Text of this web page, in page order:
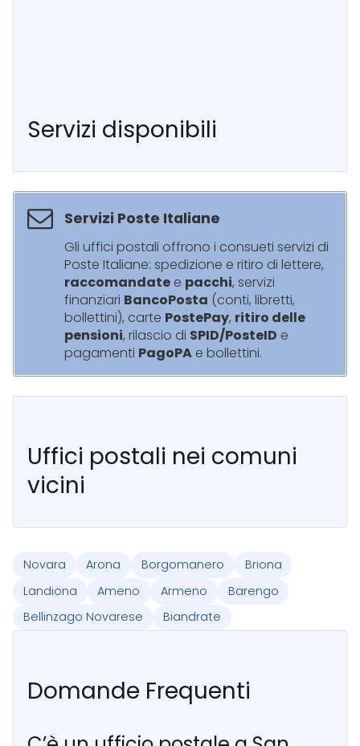
Servizi disponibili
Servizi Poste Italiane
Gli uffici postali offrono i consueti servizi di
Poste Italiane: spedizione e ritiro di lettere,
raccomandate e pacchi, servizi
finanziari BancoPosta (conti, libretti,
bollettini), carte PostePay, ritiro delle
pensioni, rilascio di SPID/PosteID e
pagamenti PagoPA e bollettini.
Uffici postali nei comuni
vicini
Novara Arona Borgomanero
Briona
Landiona
Ameno Armeno
Barengo
Bellinzago Novarese
Biandrate
Domande Frequenti